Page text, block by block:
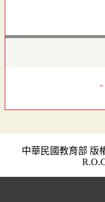
-
中華民國教育部 版